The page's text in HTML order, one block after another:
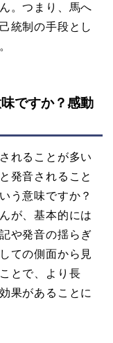
。つまり、馬へ
統制の手段とし
ですか？感動
れることが多い
発音されること
う意味ですか？
が、基本的には
や発音の揺らぎ
ての側面から見
とで、より長
果があることに